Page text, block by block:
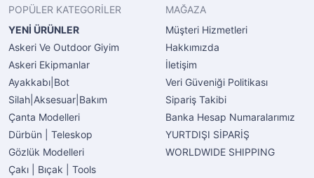
POPÜLER KATEGORİLER
YENİ ÜRÜNLER
Askeri Ve Outdoor Giyim
Askeri Ekipmanlar
Ayakkabı|Bot
Silah|Aksesuar|Bakım
Çanta Modelleri
Dürbün | Teleskop
Gözlük Modelleri
Çakı | Bıçak | Tools
MAĞAZA
Müşteri Hizmetleri
Hakkımızda
İletişim
Veri Güveniği Politikası
Sipariş Takibi
Banka Hesap Numaralarımız
YURTDIŞI SİPARİŞ
WORLDWIDE SHIPPING